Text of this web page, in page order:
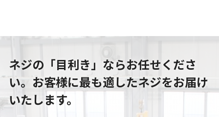
ネジの「目利き」ならお任せくださ
い。 お客様に最も適したネジをお届け
いたします。